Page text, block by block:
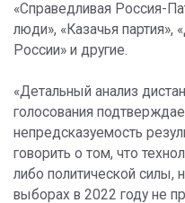
«Справедливая Россия-
люди», «Казачья партия»,
России» и другие.
«Детальный анализ
голосования
непредсказуемость
говорить о том, что
либо политической силы,
выборах в 2022 году не